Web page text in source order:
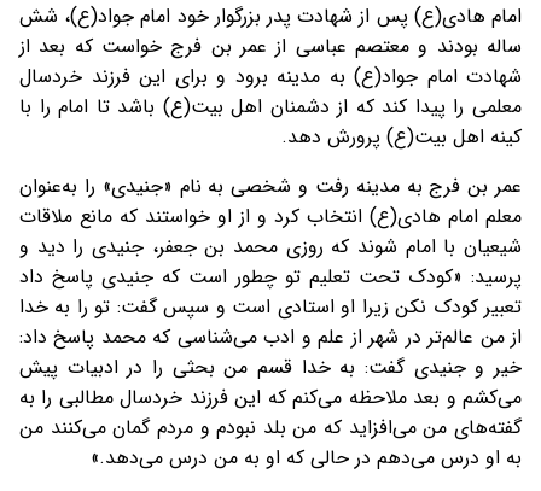
امام هادی(ع) پس از شهادت پدر بزرگوار خود امام جواد(ع)، شش
ساله بودند و معتصم عباسی از عمر بن‌ فرج خواست که بعد از
شهادت امام جواد(ع) به مدینه برود و برای این فرزند خردسال
معلمی را پیدا کند که از دشمنان اهل بیت(ع) باشد تا امام را با
کینه اهل بیت(ع) پرورش دهد.
عمر بن فرج به مدینه رفت و شخصی به نام «جنیدی» را به‌عنوان
معلم امام هادی(ع) انتخاب کرد و از او خواستند که مانع ملاقات
شیعیان با امام شوند که روزی محمد بن جعفر، جنیدی را دید و
پرسید: «کودک تحت تعلیم تو چطور است که جنیدی پاسخ داد
تعبیر کودک نکن زیرا او استادی است و سپس گفت: تو را به خدا
از من عالم‌تر در شهر از علم و ادب می‌شناسی که محمد پاسخ داد:
خیر و جنیدی گفت: به خدا قسم من بحثی را در ادبیات پیش
می‌کشم و بعد ملاحظه می‌کنم که این فرزند خردسال مطالبی را به
گفته‌های من می‌افزاید که من بلد نبودم و مردم گمان می‌کنند من
به او درس می‌دهم در حالی که او به من درس می‌دهد.»